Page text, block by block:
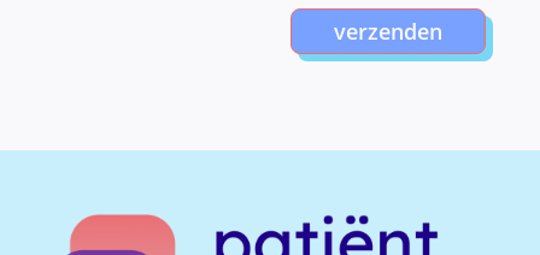
verzenden